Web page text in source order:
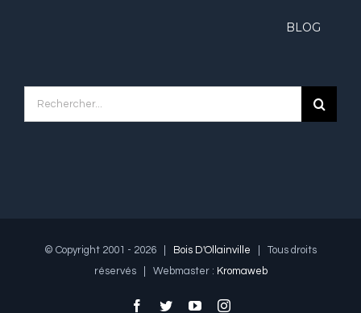
BLOG
Rechercher
© Copyright 2001 - 2026 | Bois D'Ollainville | Tous droits
réservés | Webmaster : Kromaweb
facebook
twitteryoutubeinstagram